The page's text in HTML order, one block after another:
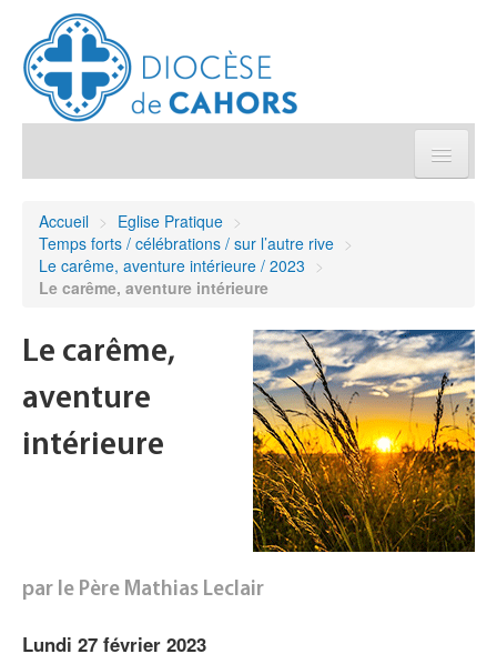
Démarches et sacrements
Je donne
Accueil > Eglise Pratique >
Temps forts / célébrations / sur l’autre rive >
Le carême, aventure intérieure / 2023 >
Le carême, aventure intérieure
Le carême,
aventure
intérieure
par le Père Mathias Leclair
Lundi 27 février 2023